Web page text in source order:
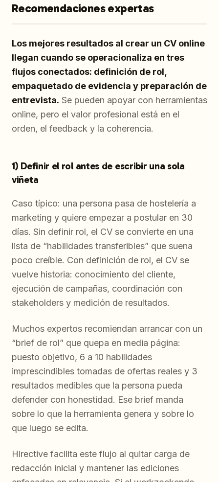
Recomendaciones expertas
Los mejores resultados al crear un CV online
llegan cuando se operacionaliza en tres
flujos conectados: definición de rol,
empaquetado de evidencia y preparación de
entrevista. Se pueden apoyar con herramientas
online, pero el valor profesional está en el
orden, el feedback y la coherencia.
1) Definir el rol antes de escribir una sola
viñeta
Caso típico: una persona pasa de hostelería a
marketing y quiere empezar a postular en 30
días. Sin definir rol, el CV se convierte en una
lista de “habilidades transferibles” que suena
poco creíble. Con definición de rol, el CV se
vuelve historia: conocimiento del cliente,
ejecución de campañas, coordinación con
stakeholders y medición de resultados.
Muchos expertos recomiendan arrancar con un
“brief de rol” que quepa en media página:
puesto objetivo, 6 a 10 habilidades
imprescindibles tomadas de ofertas reales y 3
resultados medibles que la persona pueda
defender con honestidad. Ese brief manda
sobre lo que la herramienta genera y sobre lo
que luego se edita.
Hirective facilita este flujo al quitar carga de
redacción inicial y mantener las ediciones